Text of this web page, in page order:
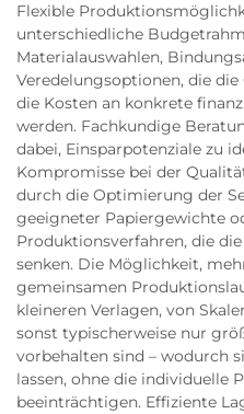
Flexible
unterschiedliche
Materialauswahlen,
Veredelungsoptionen, die
die Kosten an konkrete
werden. Fachkundige
dabei, Einsparpotenziale zu
Kompromisse bei der
durch die Optimierung der
geeigneter Papiergewichte
Produktionsverfahren, die
senken. Die Möglichkeit,
gemeinsamen
kleineren Verlagen, von
sonst typischerweise nur
vorbehalten sind – wodurch
lassen, ohne die individuelle
beeinträchtigen. Effiziente